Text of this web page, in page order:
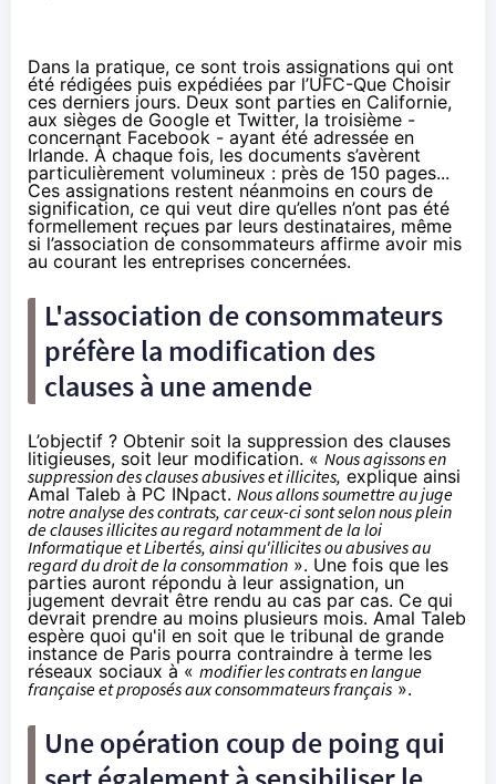
Dans la pratique, ce sont trois assignations qui ont
été rédigées puis expédiées par l’UFC-Que Choisir
ces derniers jours. Deux sont parties en Californie,
aux sièges de Google et Twitter, la troisième -
concernant Facebook - ayant été adressée en
Irlande. À chaque fois, les documents s’avèrent
particulièrement volumineux : près de 150 pages...
Ces assignations restent néanmoins en cours de
signification, ce qui veut dire qu’elles n’ont pas été
formellement reçues par leurs destinataires, même
si l’association de consommateurs affirme avoir mis
au courant les entreprises concernées.
L'association de consommateurs
préfère la modification des
clauses à une amende
L’objectif ? Obtenir soit la suppression des clauses
litigieuses, soit leur modification. « Nous agissons en
suppression des clauses abusives et illicites, explique ainsi
Amal Taleb à PC INpact. Nous allons soumettre au juge
notre analyse des contrats, car ceux-ci sont selon nous plein
de clauses illicites au regard notamment de la loi
Informatique et Libertés, ainsi qu'illicites ou abusives au
regard du droit de la consommation ». Une fois que les
parties auront répondu à leur assignation, un
jugement devrait être rendu au cas par cas. Ce qui
devrait prendre au moins plusieurs mois. Amal Taleb
espère quoi qu'il en soit que le tribunal de grande
instance de Paris pourra contraindre à terme les
réseaux sociaux à « modifier les contrats en langue
française et proposés aux consommateurs français ».
Une opération coup de poing qui